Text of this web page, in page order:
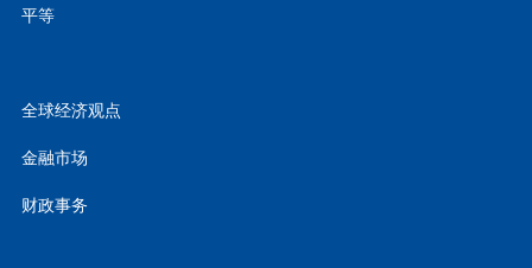
平等
全球经济观点
金融市场
财政事务